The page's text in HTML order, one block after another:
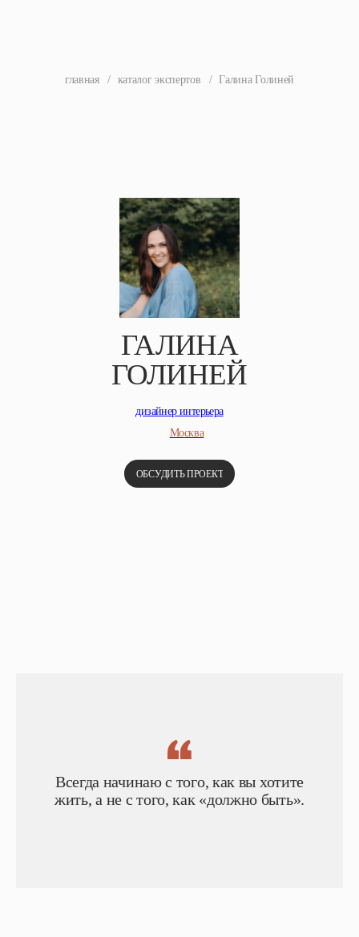
главная / каталог экспертов / Галина Голиней
ГАЛИНА
ГОЛИНЕЙ
дизайнер интерьера
Москва
ОБСУДИТЬ ПРОЕКТ
Всегда начинаю с того, как вы хотите
жить, а не с того, как «должно быть».